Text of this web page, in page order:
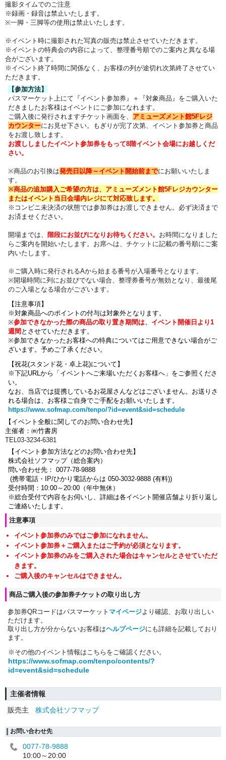
撮影タイムでのご注意
※録画・録音は禁止いたします。
※一脚・三脚等の使用は禁止いたします。
※イベント時に撮影された写真の販売は禁止させていただきます。
※イベントの特典会の内容によって、整理番号順でのご案内と異なる場
合がございます。
※イベント終了時間に関係なく、お客様の列が途切れ次第終了させてい
ただきます。
【参加方法】
パスマーケット上にて『イベント参加券』＋『対象商品』をご購入いた
だきましたお客様はイベントにご参加になれます。
ご購入後に発行されますチケット画面を、 アミューズメント館5Fレジ
カウンターにお見せ下さい。
もぎりが完了次第、イベント参加券と商品
をお渡し致します。
お渡ししましたイベント参加券をもって8階イベント会場にお越しくだ
さい。
※商品のお引換は発売日以降～ イベント開始前までにお願いいたしま
す。
※商品の追加購入ご希望の方は、 アミューズメント館5Fレジカウンター
またはイベント当日会場内レジにて対応致します。
※コンビニ未決済の状態では参加券はお渡しできません。必ず決済まで
お済ませください。
開場までは、 階段にお並びになりお待ちください。 お時間になりました
らご案内を開始いたします。お席へは、チケットに記載の番号順にご案
内いたします 。
※ご購入時に発行されるAから始まる番号が入場番号となります。
※開場時間に列にお並びでない場合、整理券番号が無効となり、最後尾
のご入場となる場合がございます。
【注意事項】
※対象商品へのポイントの付与は対象外となります。
※参加できなかった際の商品の取り置き期間は、イベント開催日より1
週間 とさせていただきます。
※参加できなかったお客様への特典についてはご用意できない場合がご
ざいます。 予めご了承ください。
【祝花(スタンド花・卓上花)について】
※下記URLから「イベントへご来場いただくお客様へ」をご参照くださ
い。
なお、当店では提携しているお花屋さんなどはございません。お送りさ
れる場合は、お客様ご自身でご手配をお願いいたします。
https://www.sofmap.com/tenpo/?id=event&sid=schedule
【イベント全般に関してのお問い合わせ先】
主催者：㈱竹書房
TEL03-3234-6381
【イベント参加方法などのお問い合わせ先】
株式会社ソフマップ（総合案内）
問い合わせ先： 0077-78-9888
(携帯電話・IP/ひかり電話からは 050-3032-9888 (有料))
受付時間：10:00～20:00（年中無休）
※総合受付で内容をお伺いし、詳細は各イベント開催店舗より折り返し
ご連絡いたします。
注意事項
イベント参加券のみではご参加になれません。
イベント参加券＋ご購入またはご予約が必須となります。
イベント参加券のみをご購入された場合はキャンセルとさせていただ
きます。
ご購入後のキャンセルはできません。
商品ご購入後の参加券チケットの取り出し方
参加券QRコードはパスマーケット マイページより確認、お取り出しい
ただけます。
取り出し方が分からないお客様はヘルプページにも詳細を記載しており
ます。
※その他のイベント情報はこちらをご確認ください。
https://www.sofmap.com/tenpo/contents/?
id=event&sid=schedule
主催者情報
販売主
株式会社ソフマップ
お問い合わせ先
0077-78-9888
10:00～20:00